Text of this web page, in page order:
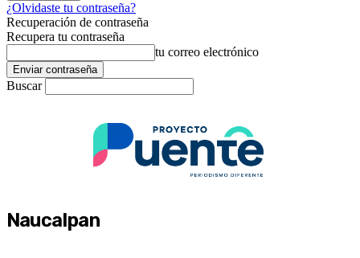
¿Olvidaste tu contraseña?
Recuperación de contraseña
Recupera tu contraseña
tu correo electrónico
Buscar
Naucalpan